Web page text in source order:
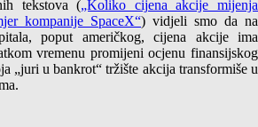
tekstova („Koliko cijena akcije mijenja
kompanije SpaceX“) vidjeli smo da na
poput američkog, cijena akcije ima
vremenu promijeni ocjenu finansijskog
„juri u bankrot“ tržište akcija transformiše u